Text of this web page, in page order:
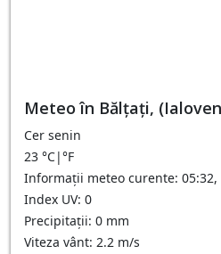
Meteo în Bălţaţi,
Cer senin
23 °C|°F
Informații meteo curente: 05:32,
Index UV: 0
Precipitații: 0 mm
Viteza vânt: 2.2 m/s